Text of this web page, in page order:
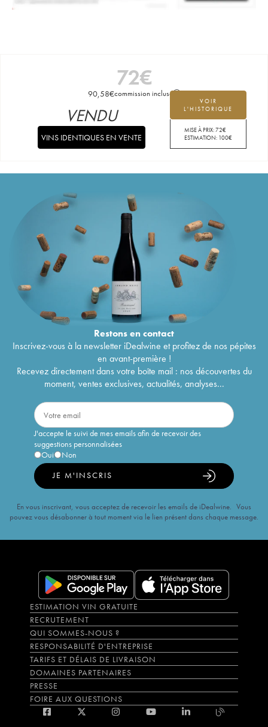
72€
90,58€commission incluse
VOIR
L'HISTORIQUE
MISE À PRIX:72€
ESTIMATION: 100€
VENDU
VINS IDENTIQUES EN VENTE
Restons encontact
Inscrivez-vous à la newsletter iDealwine et profitez de nos pépites
en avant-première !
Recevez directement dans votre boîte mail : nos découvertes du
moment, ventes exclusives, actualités, analyses...
J'accepte le suivi de mes emails afin de recevoir des
suggestions personnalisées
Oui
Non
JE M'INSCRIS
En vous inscrivant, vous acceptez de recevoir les emails de iDealwine. Vous
pouvez vous désabonner à tout moment via le lien présent dans chaque message.
ESTIMATION VIN GRATUITE
RECRUTEMENT
QUI SOMMES-NOUS ?
RESPONSABILITÉ D'ENTREPRISE
TARIFS ET DÉLAIS DE LIVRAISON
DOMAINES PARTENAIRES
PRESSE
FOIRE AUX QUESTIONS